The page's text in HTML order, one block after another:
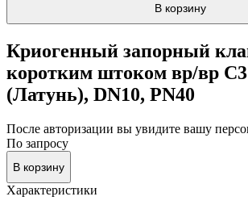
В корзину
Криогенный запорный
коротким штоком вр/вр
(Латунь), DN10, PN40
После авторизации вы увидите вашу
По запросу
В корзину
Характеристики